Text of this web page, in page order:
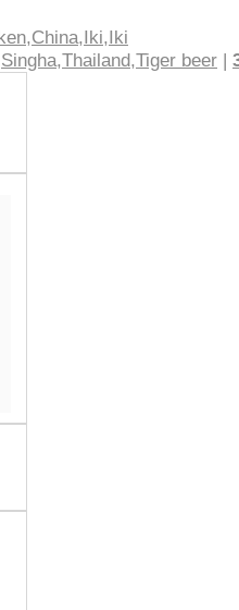
,China,Iki,Iki
Singha,Thailand,Tiger beer |